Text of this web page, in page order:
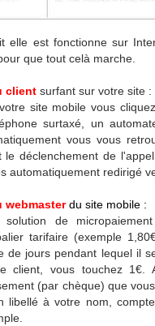
elle est fonctionne sur
que tout celà marche.
client surfant sur votre site :
site mobile vous
surtaxé, un
vous vous
le déclenchement de
automatiquement redirigé
webmaster du site mobile :
de
tarifaire (exemple
de jours pendant lequel il
client, vous touchez 1€.
(par chèque) que
libellé à votre nom,